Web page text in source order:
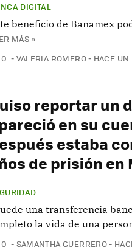
DIGITAL
beneficio de Banamex
MÁS »
0 COMENTARIOS
VALERIA ROMERO HACE UN
reportar un
en su
estaba
de prisión en
una transferencia
la vida de una
0 COMENTARIOS
SAMANTHA GUERRERO